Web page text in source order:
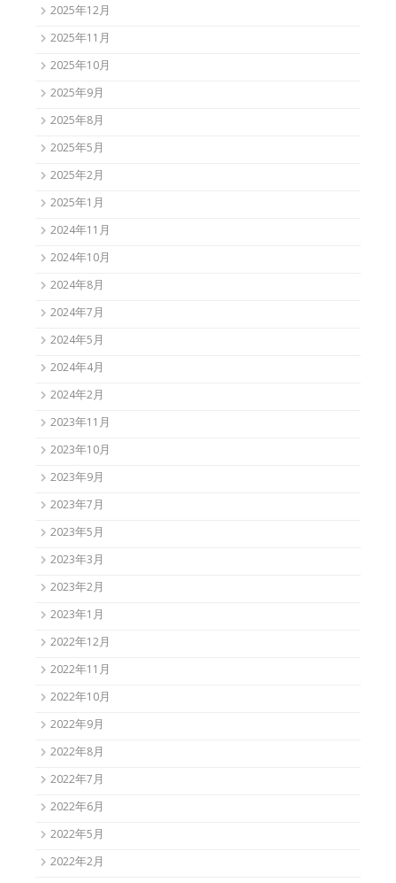
2025年12月
2025年11月
2025年10月
2025年9月
2025年8月
2025年5月
2025年2月
2025年1月
2024年11月
2024年10月
2024年8月
2024年7月
2024年5月
2024年4月
2024年2月
2023年11月
2023年10月
2023年9月
2023年7月
2023年5月
2023年3月
2023年2月
2023年1月
2022年12月
2022年11月
2022年10月
2022年9月
2022年8月
2022年7月
2022年6月
2022年5月
2022年2月